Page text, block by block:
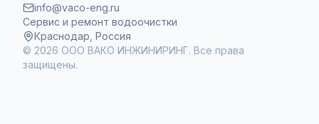
info@vaco-eng.ru
Сервис и ремонт водоочистки
Краснодар, Россия
© 2026 ООО ВАКО ИНЖИНИРИНГ. Все права
защищены.